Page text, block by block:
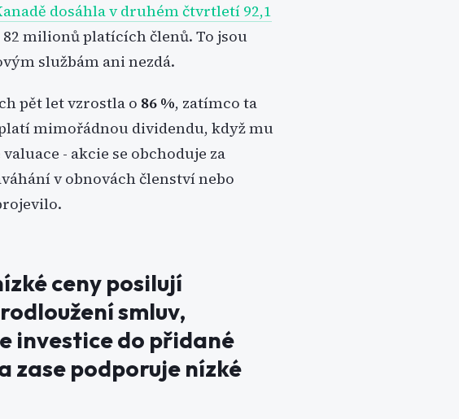
dosáhla v druhém čtvrtletí 92,1
82 milionů platících členů. To jsou
službám ani nezdá.
pět let vzrostla o 86 %, zatímco ta
mimořádnou dividendu, když mu
- akcie se obchoduje za
v obnovách členství nebo
ceny posilují
smluv,
investice do přidané
zase podporuje nízké